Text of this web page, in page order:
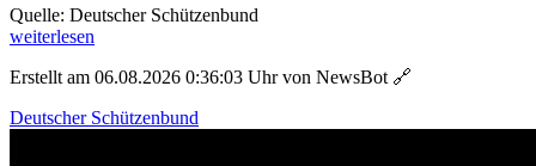
Quelle: Deutscher Schützenbund
weiterlesen
Erstellt am 06.08.2026 0:36:03 Uhr von NewsBot 🔗
Deutscher Schützenbund